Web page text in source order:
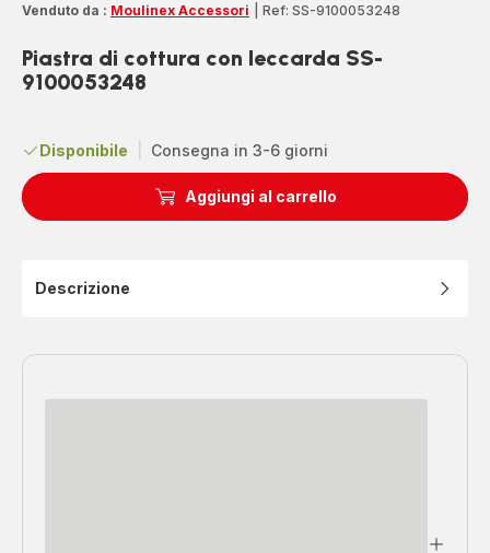
Venduto da : Moulinex Accessori Ref: SS-9100053248
Piastra di cottura con leccarda SS-
9100053248
Disponibile Consegna in 3-6 giorni
Aggiungi al carrello
Descrizione